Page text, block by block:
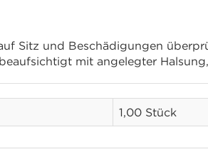
Sitz und Beschädigungen
mit angelegter
1,00 Stück